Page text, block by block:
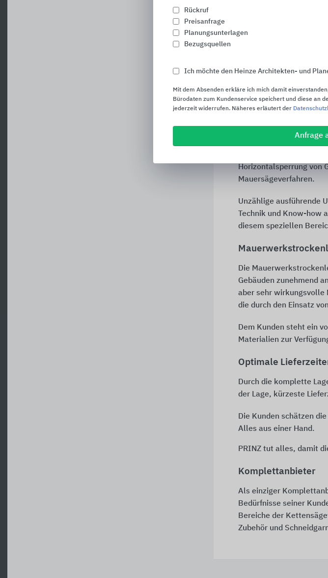
Firmenporträt
Die
Sägens
Seit 1992 beschäftigt
Vertrieb der PRINZ -
Horizontalsperrung von
Mauersägeverfahren.
Unzählige ausführende
Technik und Know-how
diesem speziellen
Die
Gebäuden zunehmend
aber sehr wirkungsvolle
die durch den Einsatz
Dem Kunden steht ein
Materialien zur
Optimale
Durch die komplette
der Lage, kürzeste
Die Kunden schätzen
Alles aus einer Hand.
PRINZ tut alles, damit
Komplettanbieter
Als einziger
Bedürfnisse seiner
Bereiche der
Zubehör und
Rückruf
Preisanfrage
Planungsunterlagen
Bezugsquellen
Ich möchte den Heinze Architekten- und
Mit dem Absenden erkläre ich mich damit
Bürodaten zum Kundenservice speichert und diese an
jederzeit widerrufen. Näheres erläutert der
Anfrage